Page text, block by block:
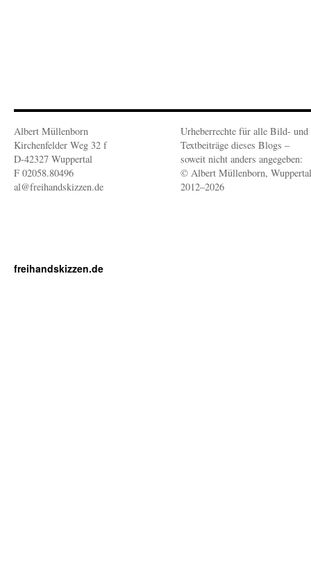
Albert Müllenborn
Kirchenfelder Weg 32 f
D-42327 Wuppertal
F 02058.80496
al@freihandskizzen.de
Urheberrechte für alle Bild- und
Textbeiträge dieses Blogs –
soweit nicht anders angegeben:
© Albert Müllenborn, Wuppertal
2012–2026
freihandskizzen.de